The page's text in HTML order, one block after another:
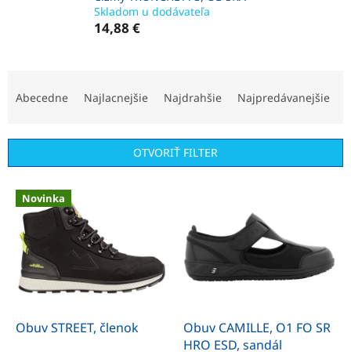
Skladom u dodávateľa
14,88 €
i
Abecedne Najlacnejšie Najdrahšie Najpredávanejšie
OTVORIŤ FILTER
V Novinka
Obuv STREET, členok
Obuv CAMILLE, O1 FO SR
HRO ESD, sandál